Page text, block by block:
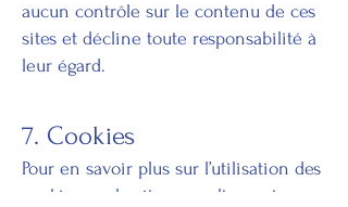
aucun contrôle sur le contenu de ces
sites et décline toute responsabilité à
leur égard.
7. Cookies
Pour en savoir plus sur l’utilisation des
cookies sur le site, consultez notre